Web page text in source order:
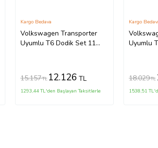
Volkswagen Transporter
Uyumlu T6 Dodik Set 11
Kargo Bedava
15.157TL 12.126 TL
1293,44 TL'den Başlayan Taksitlerle
Uyumlu
Kargo
18.029TL
1538,51